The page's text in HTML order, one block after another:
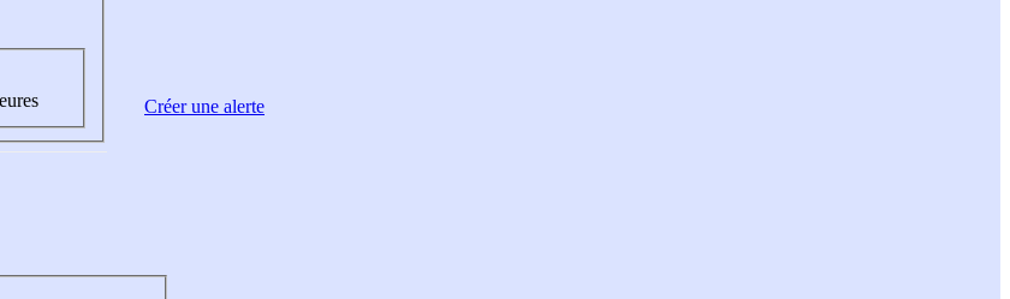
Créer une alerte